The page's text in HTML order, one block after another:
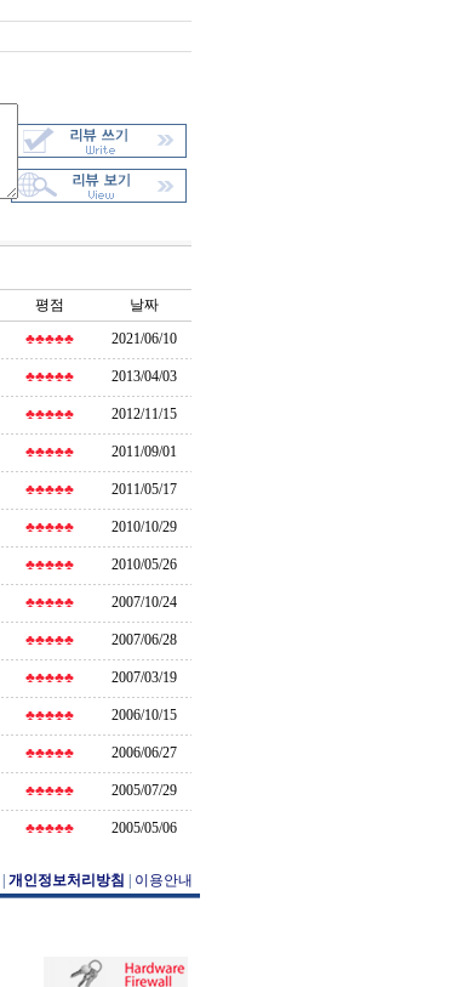
평점
날짜
♣♣♣♣♣ 2021/06/10
♣♣♣♣♣ 2013/04/03
♣♣♣♣♣ 2012/11/15
♣♣♣♣♣ 2011/09/01
♣♣♣♣♣ 2011/05/17
♣♣♣♣♣ 2010/10/29
♣♣♣♣♣ 2010/05/26
♣♣♣♣♣ 2007/10/24
♣♣♣♣♣ 2007/06/28
♣♣♣♣♣ 2007/03/19
♣♣♣♣♣ 2006/10/15
♣♣♣♣♣ 2006/06/27
♣♣♣♣♣ 2005/07/29
♣♣♣♣♣ 2005/05/06
개인정보처리방침 이용안내